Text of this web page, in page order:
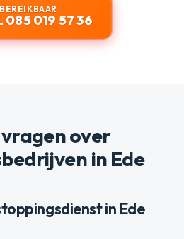
085 019 57 36
over
in Ede
in Ede